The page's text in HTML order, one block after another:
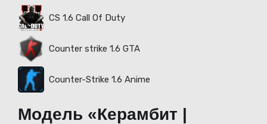
CS 1.6 Call Of Duty
Counter strike 1.6 GTA
Counter-Strike 1.6 Anime
Модель «Керамбит |